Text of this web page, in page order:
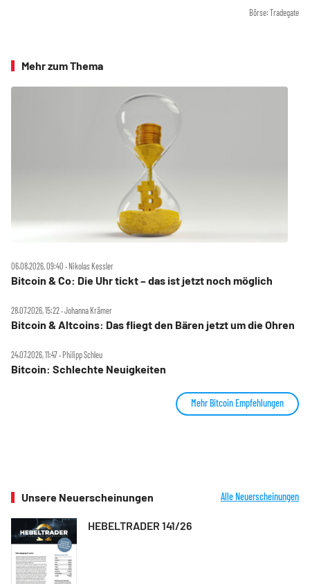
Börse: Tradegate
Mehr zum Thema
06.08.2026, 09:40 ‧ Nikolas Kessler
Bitcoin & Co: Die Uhr tickt – das ist jetzt noch möglich
28.07.2026, 15:22 ‧ Johanna Krämer
Bitcoin & Altcoins: Das fliegt den Bären jetzt um die Ohren
24.07.2026, 11:47 ‧ Philipp Schleu
Bitcoin: Schlechte Neuigkeiten
Mehr Bitcoin Empfehlungen
Unsere Neuerscheinungen Alle Neuerscheinungen
HEBELTRADER 141/26